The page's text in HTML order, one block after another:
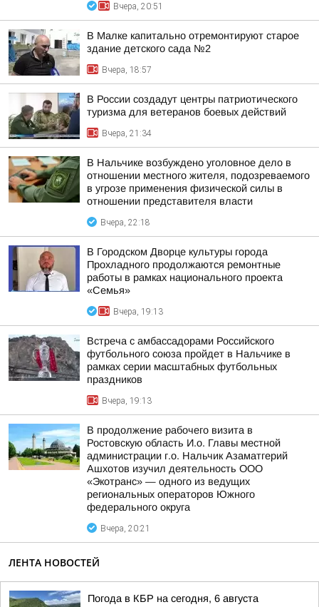
Вчера, 20:51
В Малке капитально отремонтируют старое
здание детского сада №2
Вчера, 18:57
В России создадут центры патриотического
туризма для ветеранов боевых действий
Вчера, 21:34
В Нальчике возбуждено уголовное дело в
отношении местного жителя, подозреваемого
в угрозе применения физической силы в
отношении представителя власти
Вчера, 22:18
В Городском Дворце культуры города
Прохладного продолжаются ремонтные
работы в рамках национального проекта
«Семья»
Вчера, 19:13
Встреча с амбассадорами Российского
футбольного союза пройдет в Нальчике в
рамках серии масштабных футбольных
праздников
Вчера, 19:13
В продолжение рабочего визита в
Ростовскую область И.о. Главы местной
администрации г.о. Нальчик Азаматгерий
Ашхотов изучил деятельность ООО
«Экотранс» — одного из ведущих
региональных операторов Южного
федерального округа
Вчера, 20:21
ЛЕНТА НОВОСТЕЙ
Погода в КБР на сегодня, 6 августа